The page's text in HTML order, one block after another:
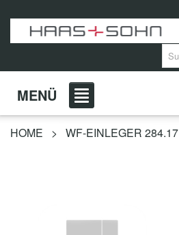
MENÜ
HOME > WF-EINLEGER 284.17